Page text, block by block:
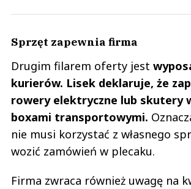
Sprzęt zapewnia firma
Drugim filarem oferty jest
kurierów. Lisek deklaruje, że
rowery elektryczne lub skutery
boxami transportowymi.
nie musi korzystać z własnego
wozić zamówień w plecaku.
Firma zwraca również uwagę na